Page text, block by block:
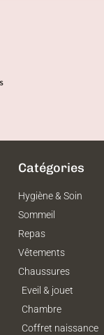
Catégories
Hygiène & Soin
Sommeil
Repas
Vêtements
Chaussures
Eveil & jouet
Chambre
Coffret naissance